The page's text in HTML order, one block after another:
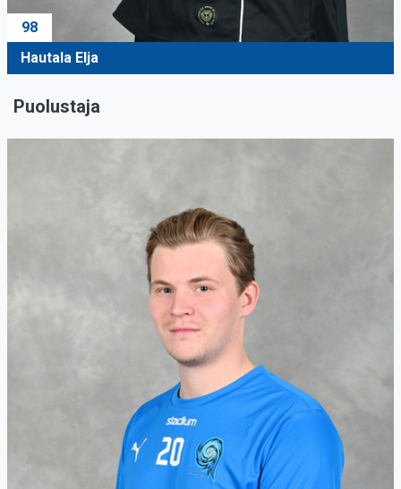
98
Hautala Elja
Puolustaja